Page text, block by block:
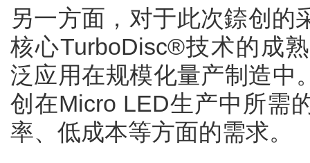
另一方面，对于此次錼创的
核心TurboDisc®技术的成
泛应用在规模化量产制造中
创在Micro LED生产中所需
率、低成本等方面的需求。